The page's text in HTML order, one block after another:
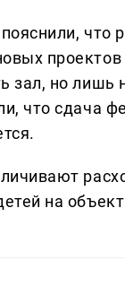
что
проектов
зал, но лишь
что сдача
на